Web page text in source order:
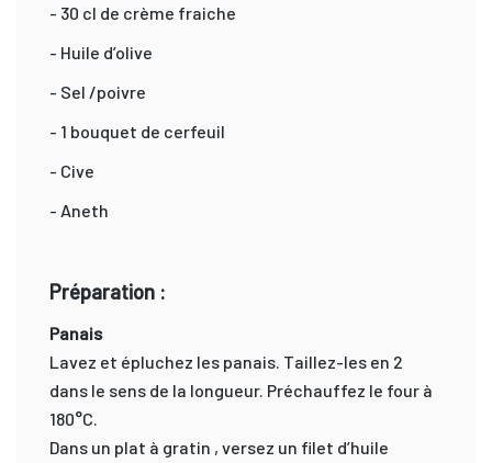
- 30 cl de crème fraiche
- Huile d’olive
- Sel /poivre
- 1 bouquet de cerfeuil
- Cive
- Aneth
Préparation :
Panais
Lavez et épluchez les panais. Taillez-les en 2
dans le sens de la longueur. Préchauffez le four à
180°C.
Dans un plat à gratin , versez un filet d’huile